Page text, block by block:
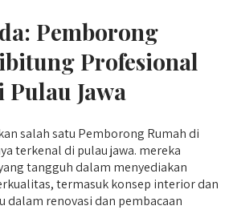
Pemborong
Profesional
Jawa
salah satu Pemborong Rumah di
terkenal di pulau jawa. mereka
tangguh dalam menyediakan
termasuk konsep interior dan
dalam renovasi dan pembacaan